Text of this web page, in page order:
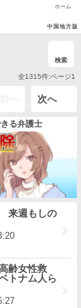
ホーム
中国地方版
検索
全1315件:ページ1
次へ
る弁護士
来週もしの
齢女性救
トナム人ら